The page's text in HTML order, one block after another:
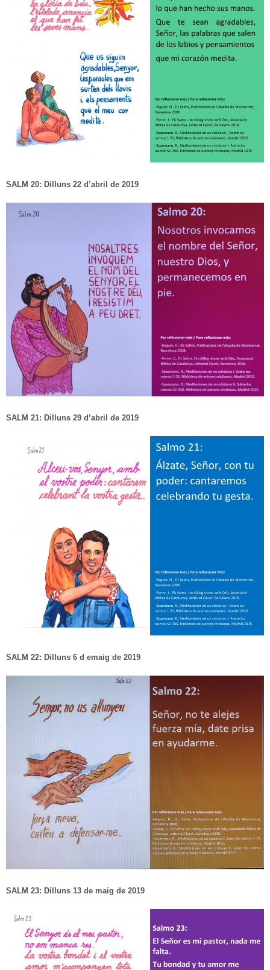
SALM 20: Dilluns 22 d’abril de 2019
SALM 21: Dilluns 29 d’abril de 2019
SALM 22: Dilluns 6 d emaig de 2019
SALM 23: Dilluns 13 de maig de 2019